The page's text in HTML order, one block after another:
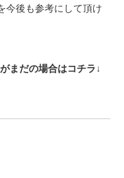
今後も参考にして頂け
まだの場合はコチラ↓